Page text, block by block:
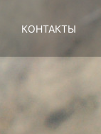
КОНТАКТЫ